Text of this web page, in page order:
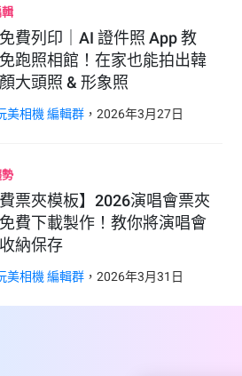
費列印｜AI 證件照 App 教
跑照相館！在家也能拍出韓
大頭照 & 形象照
美相機 編輯群 ，2026年3月27日
勢
費票夾模板】2026演唱會票夾
費下載製作！教你將演唱會
納保存
美相機 編輯群 ，2026年3月31 日